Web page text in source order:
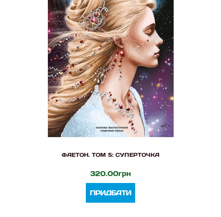
ФАЕТОН. ТОМ 5: СУПЕРТОЧКА
320.00грн
ПРИДБАТИ